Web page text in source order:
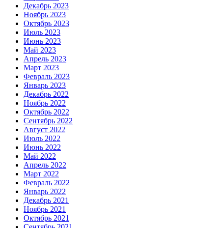
Декабрь 2023
Ноябрь 2023
Октябрь 2023
Июль 2023
Июнь 2023
Май 2023
Апрель 2023
Март 2023
Февраль 2023
Январь 2023
Декабрь 2022
Ноябрь 2022
Октябрь 2022
Сентябрь 2022
Август 2022
Июль 2022
Июнь 2022
Май 2022
Апрель 2022
Март 2022
Февраль 2022
Январь 2022
Декабрь 2021
Ноябрь 2021
Октябрь 2021